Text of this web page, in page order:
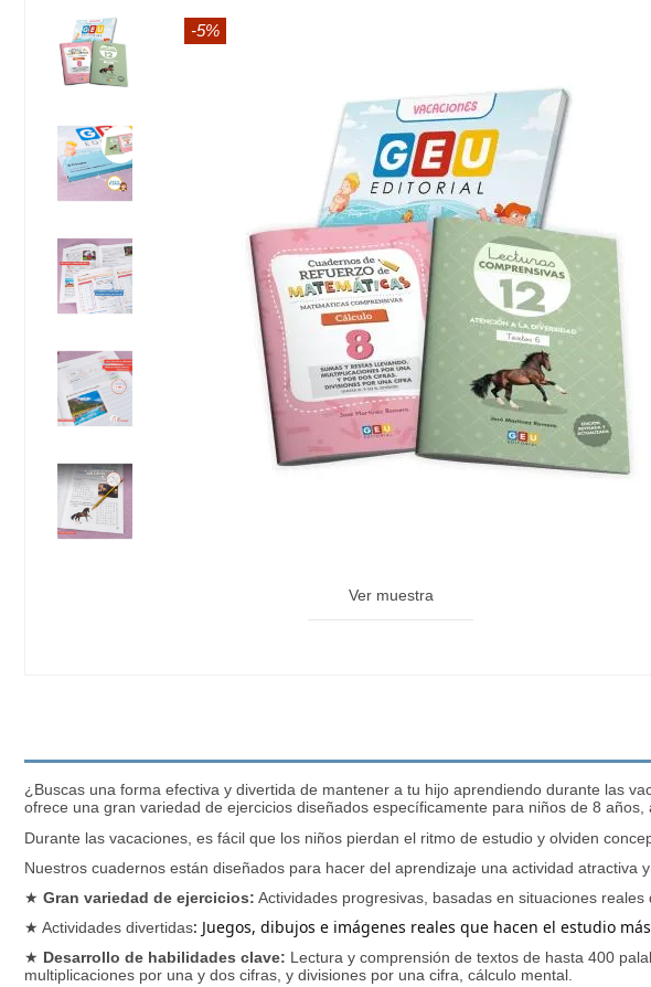
-5%
Ver muestra
¿Buscas una forma efectiva y divertida de mantener a tu hijo aprendiendo durante las
ofrece una gran variedad de ejercicios diseñados específicamente para niños de 8 años,
Durante las vacaciones, es fácil que los niños pierdan el ritmo de estudio y olviden
Nuestros cuadernos están diseñados para hacer del aprendizaje una actividad atractiva
★ Gran variedad de ejercicios: Actividades progresivas, basadas en situaciones
★ Actividades divertidas: Juegos, dibujos e imágenes reales que hacen el estudio
★ Desarrollo de habilidades clave: Lectura y comprensión de textos de hasta 400
multiplicaciones por una y dos cifras, y divisiones por una cifra, cálculo mental.